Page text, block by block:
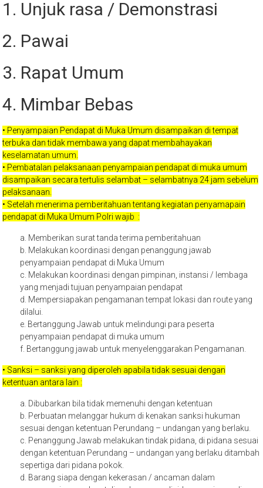
1. Unjuk rasa / Demonstrasi
2. Pawai
3. Rapat Umum
4. Mimbar Bebas
• Penyampaian Pendapat di Muka Umum disampaikan di tempat
terbuka dan tidak membawa yang dapat membahayakan
keselamatan umum.
• Pembatalan pelaksanaan penyampaian pendapat di muka umum
disampaikan secara tertulis selambat – selambatnya 24 jam sebelum
pelaksanaan.
• Setelah menerima pemberitahuan tentang kegiatan penyamapain
pendapat di Muka Umum Polri wajib :
a. Memberikan surat tanda terima pemberitahuan
b. Melakukan koordinasi dengan penanggung jawab
penyampaian pendapat di Muka Umum
c. Melakukan koordinasi dengan pimpinan, instansi / lembaga
yang menjadi tujuan penyampaian pendapat
d. Mempersiapakan pengamanan tempat lokasi dan route yang
dilalui.
e. Bertanggung Jawab untuk melindungi para peserta
penyampaian pendapat di muka umum
f. Bertanggung jawab untuk menyelenggarakan Pengamanan.
• Sanksi – sanksi yang diperoleh apabila tidak sesuai dengan
ketentuan antara lain :
a. Dibubarkan bila tidak memenuhi dengan ketentuan
b. Perbuatan melanggar hukum di kenakan sanksi hukuman
sesuai dengan ketentuan Perundang – undangan yang berlaku.
c. Penanggung Jawab melakukan tindak pidana, di pidana sesuai
dengan ketentuan Perundang – undangan yang berlaku ditambah
sepertiga dari pidana pokok.
d. Barang siapa dengan kekerasan / ancaman dalam